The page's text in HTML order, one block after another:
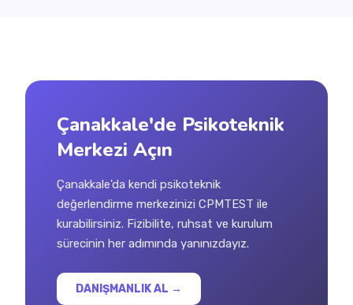
Çanakkale'de Psikoteknik
Merkezi Açın
Çanakkale'da kendi psikoteknik
değerlendirme merkezinizi CPMTEST ile
kurabilirsiniz. Fizibilite, ruhsat ve kurulum
sürecinin her adımında yanınızdayız.
DANIŞMANLIK AL →